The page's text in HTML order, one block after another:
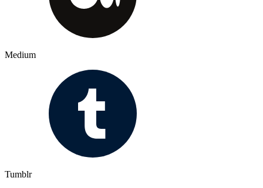
Medium
Tumblr